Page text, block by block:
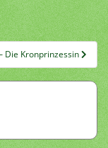
Die Kronprinzessin